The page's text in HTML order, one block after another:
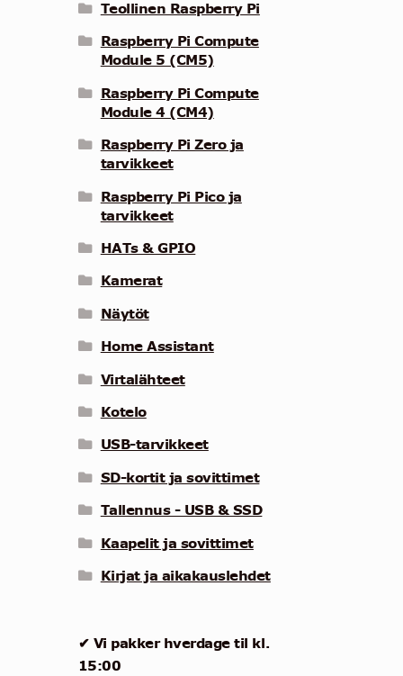
Teollinen Raspberry Pi
Raspberry Pi Compute
Module 5 (CM5)
Raspberry Pi Compute
Module 4 (CM4)
Raspberry Pi Zero ja
tarvikkeet
Raspberry Pi Pico ja
tarvikkeet
HATs & GPIO
Kamerat
Näytöt
Home Assistant
Virtalähteet
Kotelo
USB-tarvikkeet
SD-kortit ja sovittimet
Tallennus - USB & SSD
Kaapelit ja sovittimet
Kirjat ja aikakauslehdet
✔ Vi pakker hverdage til kl.
15:00